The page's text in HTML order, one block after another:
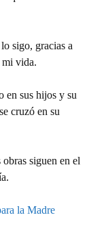
sigo, gracias a
mi vida.
en sus hijos y su
cruzó en su
siguen en el
la Madre